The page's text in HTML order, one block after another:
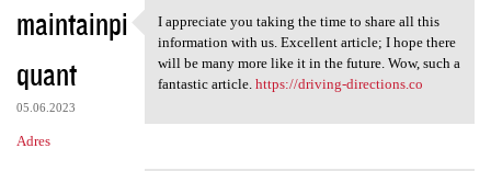
maintainpi
quant
05.06.2023
Adres
I appreciate you taking the
I appreciate you taking the time to share all this
information with us. Excellent article; I hope there
will be many more like it in the future. Wow, such a
fantastic article. https://driving-directions.co